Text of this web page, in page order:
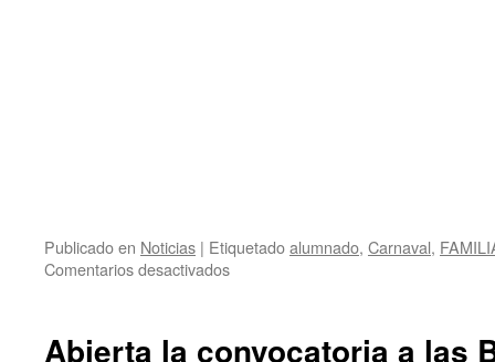
Publicado en Noticias | Etiquetadoalumnado, Carnaval,
Comentarios desactivadosen
VEGA!
Abierta la convocatoria a las